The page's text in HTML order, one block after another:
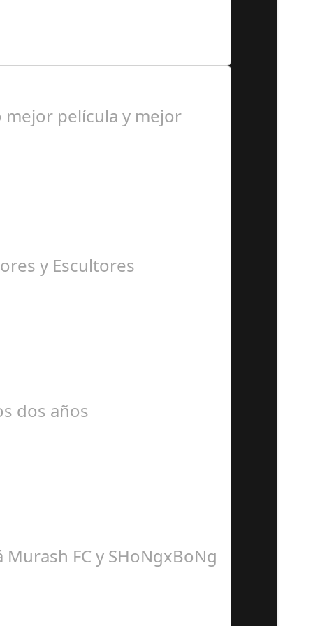
mejor película y mejor
y Escultores
dos años
FC y SHoNgxBoNg